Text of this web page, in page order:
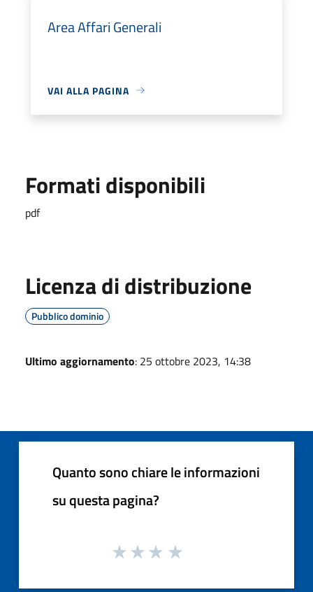
Area Affari Generali
VAI ALLA PAGINA
Formati disponibili
pdf
Licenza di distribuzione
Pubblico dominio
Ultimo aggiornamento: 25 ottobre 2023, 14:38
Quanto sono chiare le informazioni
su questa pagina?